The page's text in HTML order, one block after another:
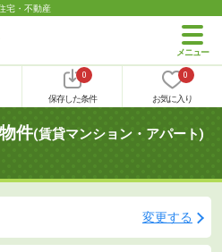
宅・不動産
0
保存した条件
0
お気に入り
件(賃貸マンション・アパート)
変更する